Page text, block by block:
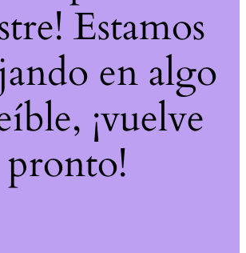
Estamos
en algo
¡vuelve
pronto!